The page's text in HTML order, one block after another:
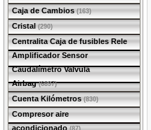
Caja de Cambios (163)
Cristal (290)
Centralita Caja de fusibles Rele
Amplificador Sensor
Caudalímetro Valvula
Airbag(6897)
Cuenta Kilómetros (830)
Compresor aire
acondicionado(87)